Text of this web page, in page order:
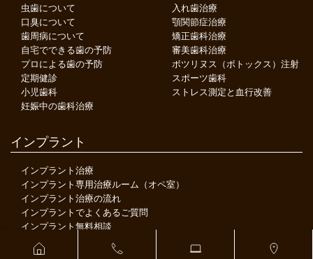
虫歯について
口臭について
歯周病について
自宅でできる歯の予防
プロによる歯の予防
定期健診
小児歯科
妊娠中の歯科治療
入れ歯治療
顎関節症治療
矯正歯科治療
審美歯科治療
ボツリヌス（ボトックス）注射
スポーツ歯科
ストレス測定と血行改善
インプラント
インプラント治療
インプラント専用治療ルーム（オペ室）
インプラント治療の流れ
インプラントでよくあるご質問
インプラント無料相談